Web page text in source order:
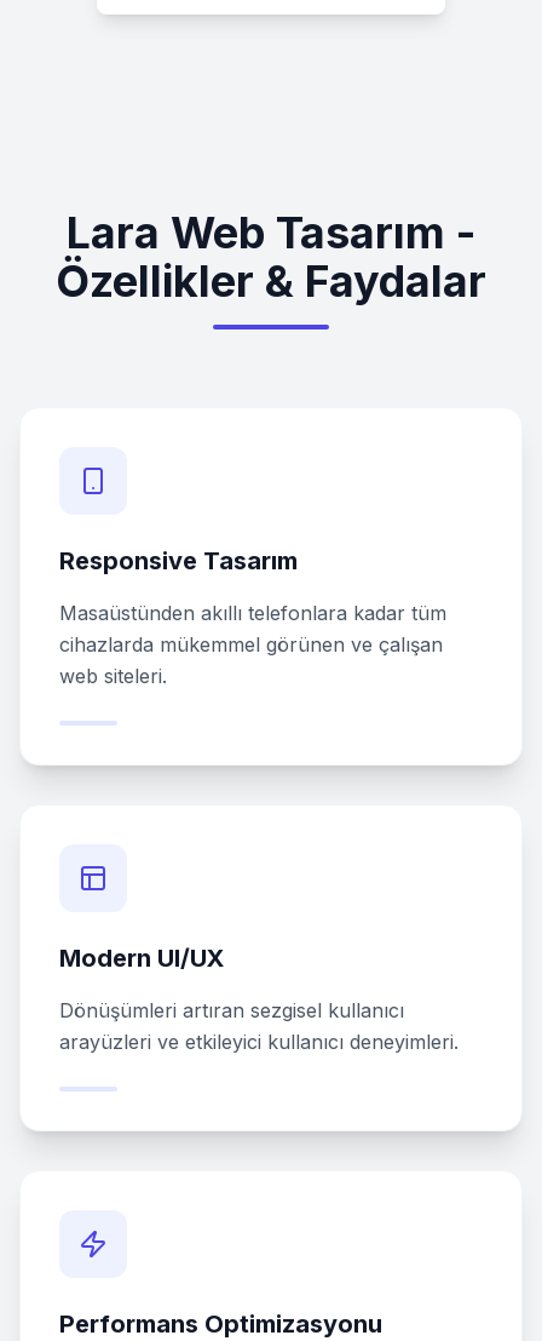
Lara Web Tasarım -
Özellikler & Faydalar
Responsive Tasarım
Masaüstünden akıllı telefonlara kadar tüm
cihazlarda mükemmel görünen ve çalışan
web siteleri.
Modern UI/UX
Dönüşümleri artıran sezgisel kullanıcı
arayüzleri ve etkileyici kullanıcı deneyimleri.
Performans Optimizasyonu